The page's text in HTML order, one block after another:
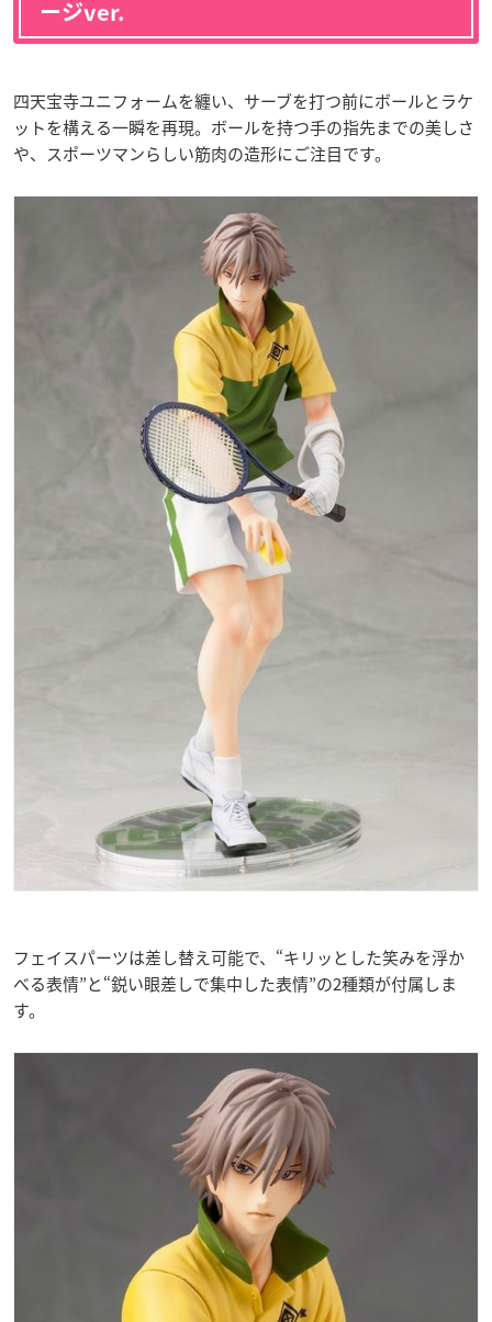
ージver.
四天宝寺ユニフォームを纏い、サーブを打つ前にボールとラケ
ットを構える一瞬を再現。ボールを持つ手の指先までの美しさ
や、スポーツマンらしい筋肉の造形にご注目です。
フェイスパーツは差し替え可能で、“キリッとした笑みを浮か
べる表情”と“鋭い眼差しで集中した表情”の2種類が付属しま
す。